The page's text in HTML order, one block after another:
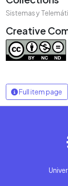
Sistemas y
Creative
Full item page